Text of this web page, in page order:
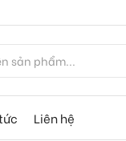
Liên hệ